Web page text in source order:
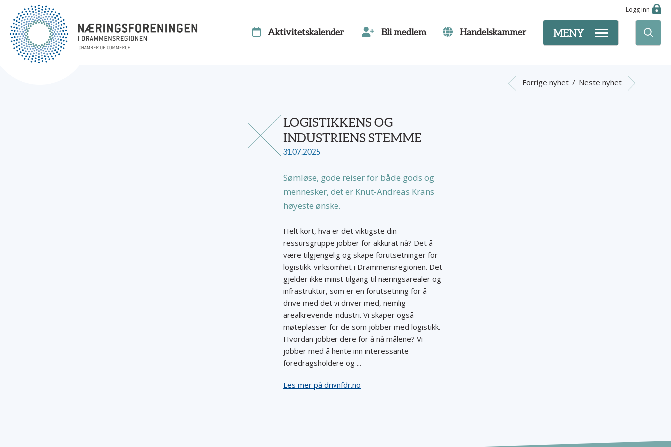
Logg inn
MENY
Aktivitetskalender Bli medlem Handelskammer
Neste nyhet
/
Forrige nyhet
LOGISTIKKENS OG
INDUSTRIENS STEMME
31.07.2025
Sømløse, gode reiser for både gods og
mennesker, det er Knut-Andreas Krans
høyeste ønske.
Helt kort, hva er det viktigste din
ressursgruppe jobber for akkurat nå? Det å
være tilgjengelig og skape forutsetninger for
logistikk-virksomhet i Drammensregionen. Det
gjelder ikke minst tilgang til næringsarealer og
infrastruktur, som er en forutsetning for å
drive med det vi driver med, nemlig
arealkrevende industri. Vi skaper også
møteplasser for de som jobber med logistikk.
Hvordan jobber dere for å nå målene? Vi
jobber med å hente inn interessante
foredragsholdere og ...
Les mer på drivnfdr.no